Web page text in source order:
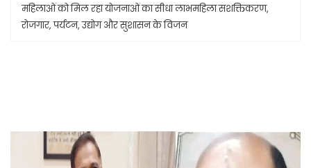
महिलाओं को मिल रहा योजनाओं का सीधा लाभमहिला सशक्तिकरण,
रोजगार, पर्यटन, उद्योग और सुशासन के विजन